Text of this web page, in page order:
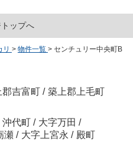
ップへ
リ > 物件一覧 > センチュリー中央町B
郡吉富町 / 築上郡上毛町
沖代町 / 大字万田 /
瀬 / 大字上宮永 / 殿町